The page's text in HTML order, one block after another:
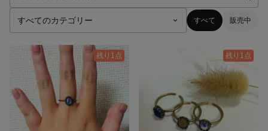
すべて 販売中
残り1点 残り1点